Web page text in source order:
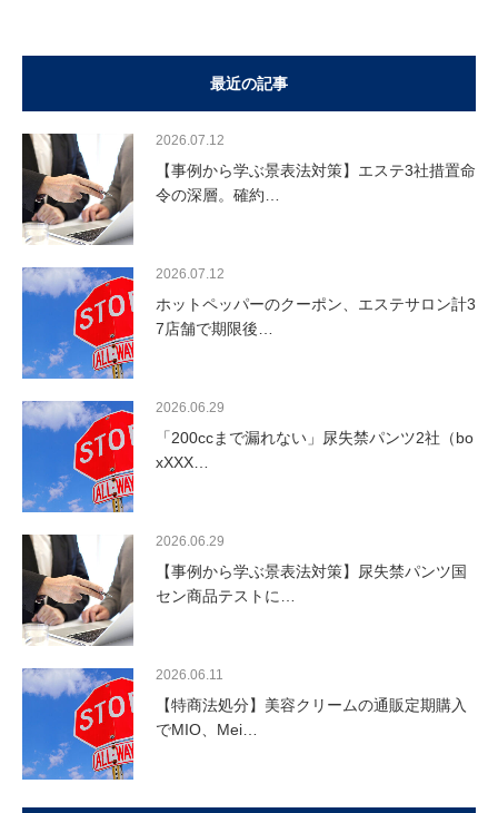
最近の記事
2026.07.12
【事例から学ぶ景表法対策】エステ3社措置命
令の深層。確約…
2026.07.12
ホットペッパーのクーポン、エステサロン計3
7店舗で期限後…
2026.06.29
「200ccまで漏れない」尿失禁パンツ2社（bo
xXXX…
2026.06.29
【事例から学ぶ景表法対策】尿失禁パンツ国
セン商品テストに…
2026.06.11
【特商法処分】美容クリームの通販定期購入
でMIO、Mei…